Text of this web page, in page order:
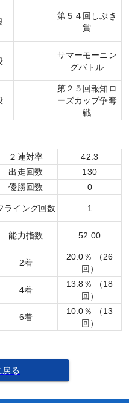
第５４回しぶき
賞
サマーモーニン
グバトル
第２５回報知ロ
ーズカップ争奪
戦
２連対率
42.3
出走回数
130
優勝回数
0
ライング回数 1
能力指数 52.00
2着
20.0％ （26
回）
4着
13.8 ％ （18
回）
6着
10.0％ （13
回）
戻る